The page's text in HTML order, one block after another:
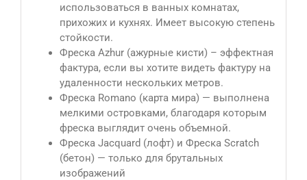
использоваться в ванных комнатах,
прихожих и кухнях. Имеет высокую степень
стойкости.
Фреска Azhur (ажурные кисти) – эффектная
фактура, если вы хотите видеть фактуру на
удаленности нескольких метров.
Фреска Romano (карта мира) — выполнена
мелкими островками, благодаря которым
фреска выглядит очень объемной.
Фреска Jacquard (лофт) и Фреска Scratch
(бетон) — только для брутальных
изображений